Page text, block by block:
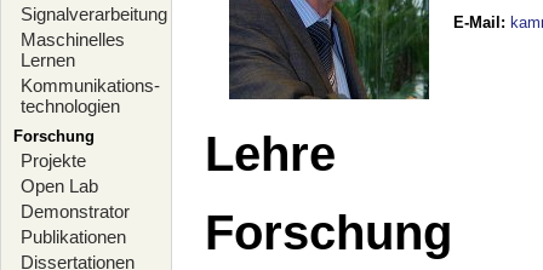
Signalverarbeitung
Maschinelles
Lernen
Kommunikations-
technologien
Forschung
Projekte
Open Lab
Demonstrator
Publikationen
Dissertationen
E-Mail :
Lehre
Forschung